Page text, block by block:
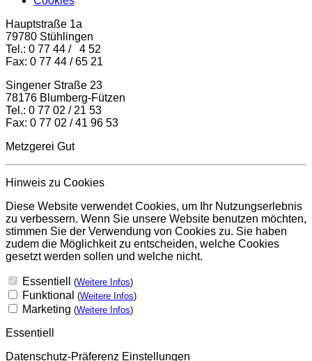
Hauptstraße 1a
79780 Stühlingen
Tel.: 0 77 44 / 4 52
Fax: 0 77 44 / 65 21
Singener Straße 23
78176 Blumberg-Fützen
Tel.: 0 77 02 / 21 53
Fax: 0 77 02 / 41 96 53
Metzgerei Gut
Hinweis zu Cookies
Diese Website verwendet Cookies, um Ihr Nutzungserlebnis
zu verbessern. Wenn Sie unsere Website benutzen möchten,
stimmen Sie der Verwendung von Cookies zu. Sie haben
zudem die Möglichkeit zu entscheiden, welche Cookies
gesetzt werden sollen und welche nicht.
Essentiell (Weitere Infos)
Funktional (Weitere Infos)
Marketing (Weitere Infos)
Essentiell
Datenschutz-Präferenz Einstellungen